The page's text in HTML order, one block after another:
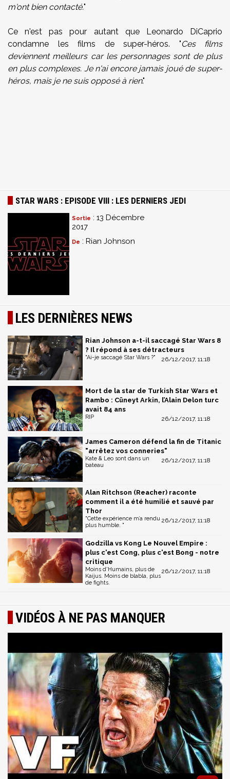
m'ont bien contacté."
Ce n'est pas pour autant que Leonardo DiCaprio
condamne les films de super-héros. "Ces films
deviennent meilleurs car les personnages sont de plus
en plus complexes. Je n'ai encore jamais joué de super-
héros, mais je ne suis opposé à rien."
STAR WARS : EPISODE VIII : LES DERNIERS JEDI
Sortie : 13 Décembre
2017
De : Rian Johnson
LES DERNIÈRES NEWS
Rian Johnson a-t-il saccagé Star Wars 8
? Il répond à ses détracteurs
26/12/2017, 11:18
"Ai-je saccagé Star Wars ?"
Mort de la star de Turkish Star Wars et
Rambo : Cüneyt Arkin, l’Alain Delon turc
avait 84 ans
26/12/2017, 11:18
RIP
James Cameron défend la fin de Titanic
"arrêtez vos conneries"
26/12/2017, 11:18
Kate & Leo sont dans un
bateau
Alan Ritchson (Reacher) raconte
comment il a été humilié et sauvé par
Thor
26/12/2017, 11:18
"Cette expérience m’a rendu
plus humble. "
Godzilla vs Kong Le Nouvel Empire :
plus c'est Cong, plus c'est Bong - notre
critique
26/12/2017, 11:18
Moins d'Humains, plus de
Kaijus. Moins de blabla, plus
de fights.
VIDÉOS À NE PAS MANQUER